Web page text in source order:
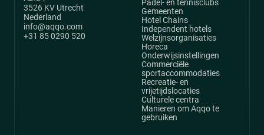
3526 KV Utrecht
Nederland
info@aqqo.com
+31 85 0290 520
Padel- en tennisclubs
Gemeenten
Hotel Chains
Independent hotels
Welzijnsorganisaties
Horeca
Onderwijsinstellingen
Commerciële
sportaccommodaties
Recreatie- en
vrijetijdslocaties
Culturele centra
Manieren om Aqqo te
gebruiken